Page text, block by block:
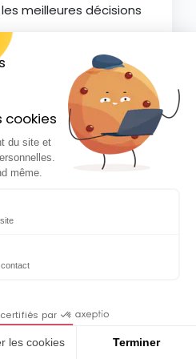
cookies
du site et
même.
par
les cookies Terminer
meilleures décisions
capital mais vous ne
gratuitement à
hebdo
notre ebook
de ce site